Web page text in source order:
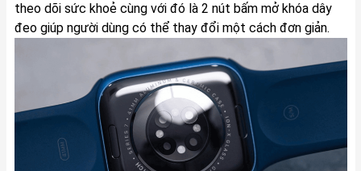
theo dõi sức khoẻ cùng với đó là 2 nút bấm mở khóa dây
đeo giúp người dùng có thể thay đổi một cách đơn giản.